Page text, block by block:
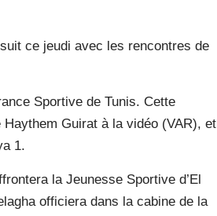
ce jeudi avec les rencontres de
Sportive de Tunis. Cette
Guirat à la vidéo (VAR), et
1.
la Jeunesse Sportive d’El
officiera dans la cabine de la